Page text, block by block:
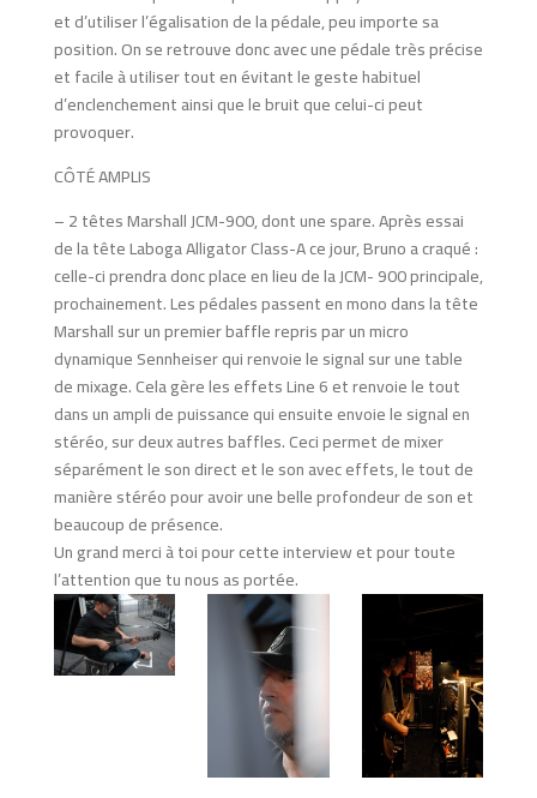
et d’utiliser l’égalisation de la pédale, peu importe sa
position. On se retrouve donc avec une pédale très précise
et facile à utiliser tout en évitant le geste habituel
d’enclenchement ainsi que le bruit que celui-ci peut
provoquer.
CÔTÉ AMPLIS
– 2 têtes Marshall JCM-900, dont une spare. Après essai
de la tête Laboga Alligator Class-A ce jour, Bruno a craqué :
celle-ci prendra donc place en lieu de la JCM- 900 principale,
prochainement. Les pédales passent en mono dans la tête
Marshall sur un premier baffle repris par un micro
dynamique Sennheiser qui renvoie le signal sur une table
de mixage. Cela gère les effets Line 6 et renvoie le tout
dans un ampli de puissance qui ensuite envoie le signal en
stéréo, sur deux autres baffles. Ceci permet de mixer
séparément le son direct et le son avec effets, le tout de
manière stéréo pour avoir une belle profondeur de son et
beaucoup de présence.
Un grand merci à toi pour cette interview et pour toute
l’attention que tu nous as portée.